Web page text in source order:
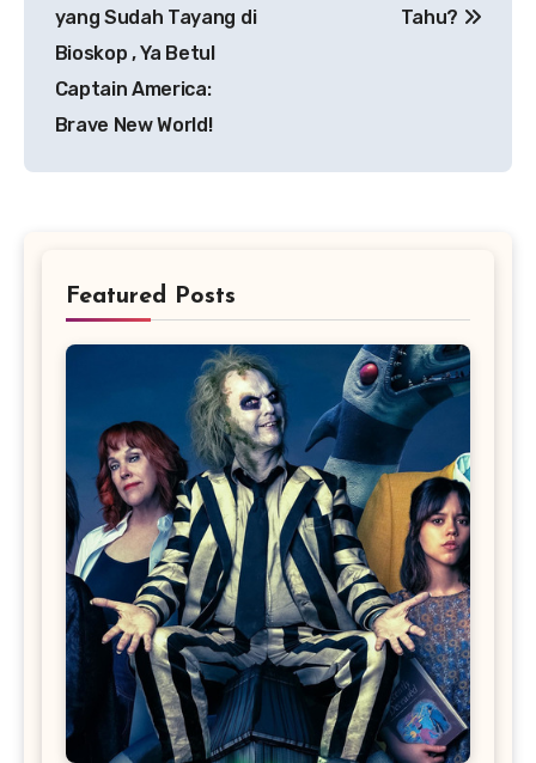
yang Sudah Tayang di
Bioskop , Ya Betul
Captain America:
Brave New World!
Tahu?
Featured Posts